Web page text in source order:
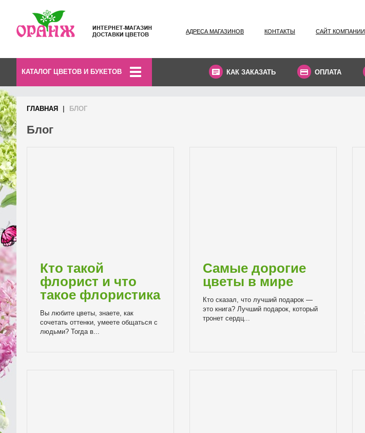
АДРЕСА МАГАЗИНОВ КОНТАКТЫ САЙТ КОМПАНИИ
КАТАЛОГ ЦВЕТОВ И БУКЕТОВ КАК ЗАКАЗАТЬ ОПЛАТА
ГЛАВНАЯ БЛОГ
Блог
Кто такой
флорист и что
такое флористика
Вы любите цветы, знаете, как
сочетать оттенки, умеете общаться с
людьми? Тогда в...
Самые дорогие
цветы в мире
Кто сказал, что лучший подарок —
это книга? Лучший подарок, который
тронет сердц...